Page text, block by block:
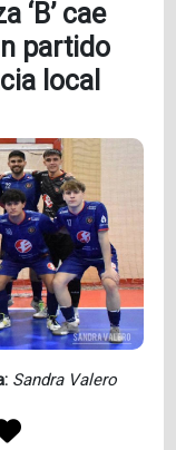
‘B’ cae
partido
local
Sandra Valero